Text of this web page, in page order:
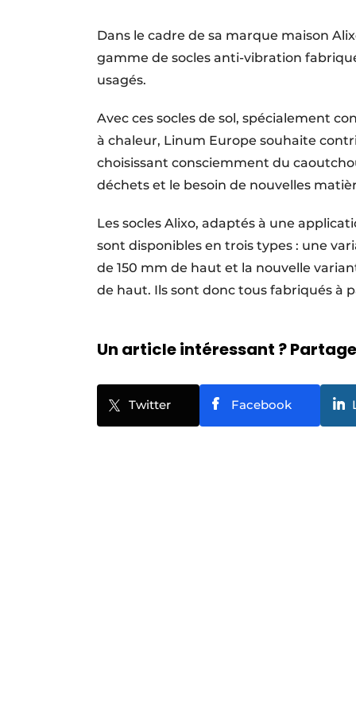
S’inscrire
Dans le cadre de sa marque maison
gamme de socles anti-vibration
usagés.
Avec ces socles de sol, spécialement
à chaleur, Linum Europe souhaite
choisissant consciemment du
déchets et le besoin de nouvelles
Les socles Alixo, adaptés à une
sont disponibles en trois types : une
de 150 mm de haut et la nouvelle
de haut. Ils sont donc tous fabriqués à
Un article intéressant ?
Twitter Facebook